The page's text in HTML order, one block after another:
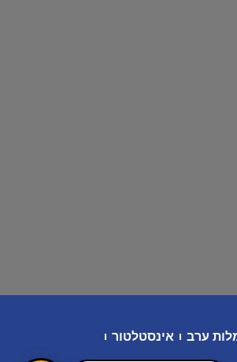
ערב
אינסטלטור